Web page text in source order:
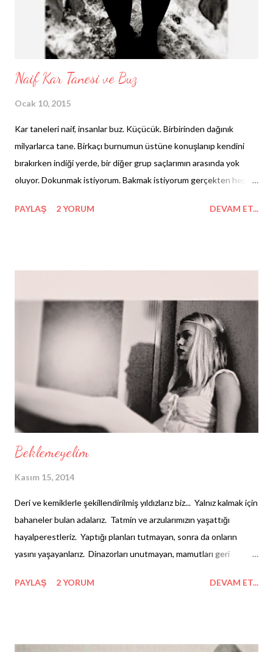
son günlerim" diyebilir durduk yere kendisine? Kimine göre d...
Naif Kar Tanesi ve Buz
Ocak 10, 2015
Kar taneleri naif, insanlar buz. Küçücük. Birbirinden dağınık
milyarlarca tane. Birkaçı burnumun üstüne konuşlanıp kendini
bırakırken indiği yerde, bir diğer grup saçlarımın arasında yok
oluyor. Dokunmak istiyorum. Bakmak istiyorum gerçekten hepsi
diyerek avuçlarımı onlara doğru açıyorum. Parmaklarım yakalamak
gibi.- Çocukluk oyunumu hatırlayıp, ağzım açık göğe bakarken kar
tenelerinin dilimde, dudaklarımda eriyişini hissediyorum.
Eldivenle parmaklarımdan esirgediğim kar naifliğini daha gerçek
yaşıyor böylece ruhum. Seviyorum. Küçücük, birbirinden dağınık
milyarlarca pamuk tanesinin masum uçuşmalarını izlemeyi
seviyorum... Derken üşüyorum. ...
PAYLAŞ 2 YORUM DEVAM ET...
Beklemeyelim
Kasım 15, 2014
Deri ve kemiklerle şekillendirilmiş yıldızlarız biz... Yalnız kalmak için
bahaneler bulan adalarız. Tatmin ve arzularımızın yaşattığı
hayalperestleriz. Yaptığı planları tutmayan, sonra da onların
yasını yaşayanlarız. Dinazorları unutmayan, mamutları geri
bulamayanlarız. Baksana... Birbirinin etrafında dönen aylarız biz.
PAYLAŞ 2 YORUM DEVAM ET...